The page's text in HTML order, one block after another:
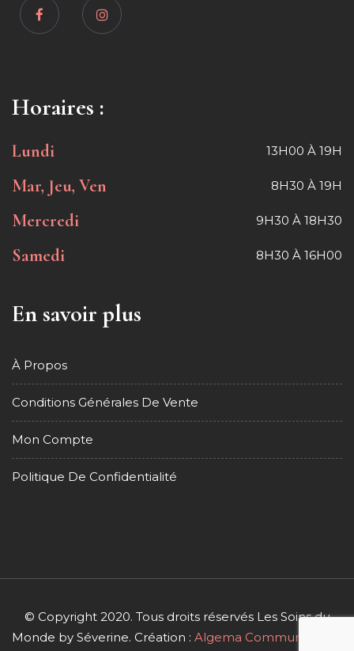
Horaires :
Lundi 13H00 À 19H
Mar, Jeu, Ven 8H30 À 19H
Mercredi 9H30 À 18H30
Samedi 8H30 À 16H00
En savoir plus
À Propos
Conditions Générales De Vente
Mon Compte
Politique De Confidentialité
© Copyright 2020. Tous droits réservés Les Soins du
Monde by Séverine. Création : Algema Communication